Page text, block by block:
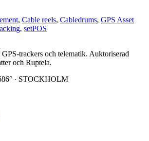
, Cable reels, Cabledrums, GPS Asset
, setPOS
trackers och telematik. Auktoriserad
och Ruptela.
· STOCKHOLM